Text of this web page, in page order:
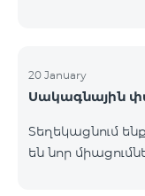
մուլտիպլեքս
կլինեն միայն
մարմինների
իրականացվում
20 January
Սակագնային
Տեղեկացնում
են նոր